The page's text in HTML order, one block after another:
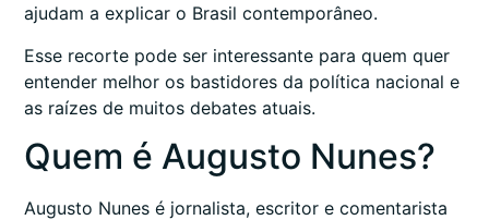
ajudam a explicar o Brasil contemporâneo.
Esse recorte pode ser interessante para quem quer
entender melhor os bastidores da política nacional e
as raízes de muitos debates atuais.
Quem é Augusto Nunes?
Augusto Nunes é jornalista, escritor e comentarista